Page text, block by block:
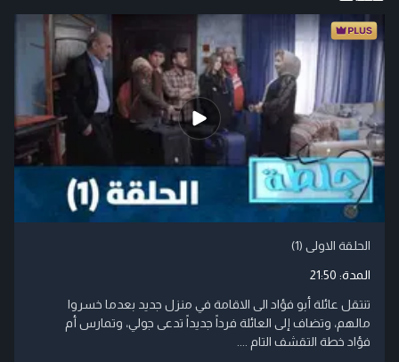
الحلقة الاولى (1)
المدة: 21:50
تنتقل عائلة أبو فؤاد الى الاقامة في منزل جديد بعدما خسروا
مالهم، وتضاف إلى العائلة فرداً جديداً تدعى جولي، وتمارس أم
فؤاد خطة التقشف التام ....